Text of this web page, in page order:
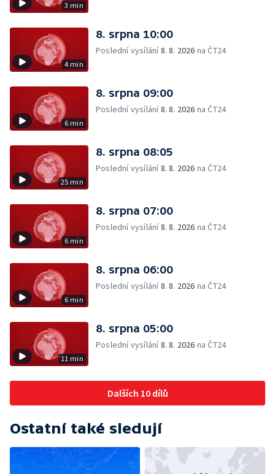
3 min
4 min
8. srpna 10:00
Poslední vysílání8. 8. 2026 na ČT24
6 min
8. srpna 09:00
Poslední vysílání8. 8. 2026 na ČT24
25 min
8. srpna 08:05
Poslední vysílání8. 8. 2026 na ČT24
6 min
8. srpna 07:00
Poslední vysílání8. 8. 2026 na ČT24
6 min
8. srpna 06:00
Poslední vysílání8. 8. 2026 na ČT24
11 min
8. srpna 05:00
Poslední vysílání8. 8. 2026 na ČT24
Dalších 10 dílů
Ostatní také sledují